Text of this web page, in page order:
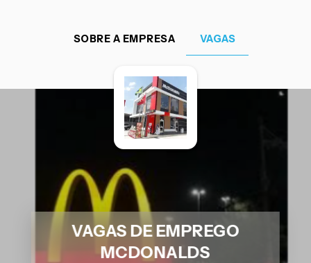
SOBRE A EMPRESA VAGAS
VAGAS DE EMPREGO
MCDONALDS